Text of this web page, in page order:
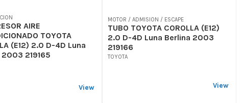
AIRE
TOYOTA
(E12) 2.0 D-4D Luna
219165
View
MOTOR / ADMISION / ESCAPE
TUBO TOYOTA COROLLA (E12)
2.0 D-4D Luna Berlina 2003
219166
TOYOTA
View